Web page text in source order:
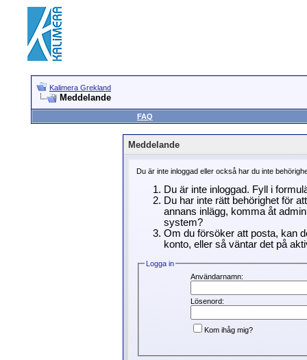
Kalimera Grekland
Meddelande
FAQ
Meddelande
Du är inte inloggad eller också har du inte
Du är inte inloggad. Fyll i
Du har inte rätt behörighet för
annans inlägg, komma åt
system?
Om du försöker att posta, kan
konto, eller så väntar det på
Logga in
Användarnamn:
Lösenord:
Kom ihåg mig?